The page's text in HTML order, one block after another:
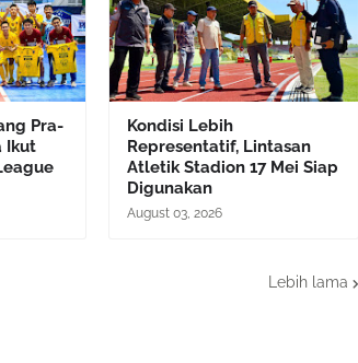
Pra-
Ikut
Kondisi Lebih
Representatif, Lintasan
Atletik Stadion 17 Mei Siap
Digunakan
August 03, 2026
Lebih lama